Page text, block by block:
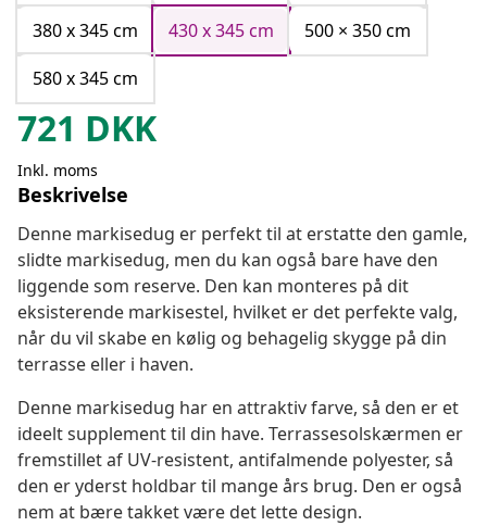
380 x 345 cm
430 x 345 cm
500 × 350 cm
580 x 345 cm
721 DKK
Inkl. moms
Beskrivelse
Denne markisedug er perfekt til at erstatte den gamle,
slidte markisedug, men du kan også bare have den
liggende som reserve. Den kan monteres på dit
eksisterende markisestel, hvilket er det perfekte valg,
når du vil skabe en kølig og behagelig skygge på din
terrasse eller i haven.
Denne markisedug har en attraktiv farve, så den er et
ideelt supplement til din have. Terrassesolskærmen er
fremstillet af UV-resistent, antifalmende polyester, så
den er yderst holdbar til mange års brug. Den er også
nem at bære takket være det lette design.